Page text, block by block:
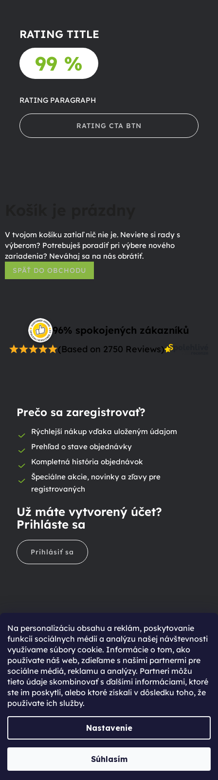
Na personalizáciu obsahu a reklám, poskytovanie
funkcií sociálnych médií a analýzu našej návštevnosti
využívame súbory cookie. Informácie o tom, ako
používate náš web, zdieľame s našimi partnermi pre
sociálne médiá, reklamu a analýzy. Partneri môžu
tieto údaje skombinovať s ďalšími informáciami, ktoré
ste im poskytli, alebo ktoré získali v dôsledku toho, že
používate ich služby.
Nastavenie
Súhlasím
RATING TITLE
99 %
RATING PARAGRAPH
RATING CTA BTN
V tvojom košíku zatiaľ nič nie je. Neviete si rady s
výberom? Potrebuješ poradiť pri výbere nového
zariadenia? Neváhaj sa na nás obrátiť.
SPÄŤ DO OBCHODU
96% spokojených zákazníků
(Based on 2750 Reviews)
Prečo sa zaregistrovať?
Rýchlejší nákup vďaka uloženým údajom
Prehľad o stave objednávky
Kompletná história objednávok
Špeciálne akcie, novinky a zľavy pre
registrovaných
Už máte vytvorený účet?
Prihláste sa
Prihlásiť sa
Ešte nemáte účet?
Rýchlejší nákup vďaka uloženým údajom
Prehľad o stave objednávky
Kompletná história objednávok
Špeciálne akcie, novinky a zľavy pre registrovaných
Vytvoril Shoptet Premium
JabkoLevně.sk. Všetky práva vyhradené.